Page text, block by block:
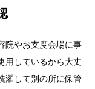
院やお支度会場に事
用しているから大丈
濯して別の所に保管